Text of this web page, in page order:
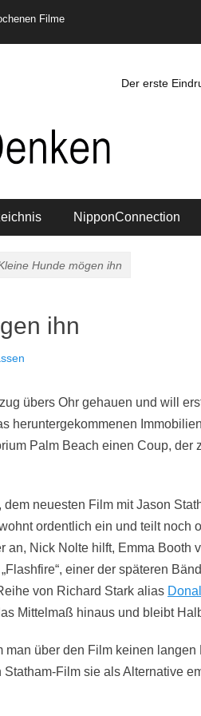
Filme
Der erste
NipponConnection
Kleine Hunde mögen ihn
ihn
übers Ohr gehauen und will
heruntergekommenen
Palm Beach einen Coup, der
, dem neuesten Film mit Jason
ordentlich ein und teilt noch
Nick Nolte hilft, Emma Booth
einer der späteren
von Richard Stark alias
Mittelmaß hinaus und bleibt
man über den Film keinen
Film sie als Alternative